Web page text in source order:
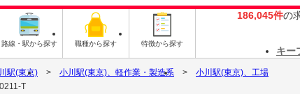
路線・駅から探す 職種から探す 特徴から探す
186,045件の
キー
駅(東京) 小川駅(東京)、軽作業・製造系
小川駅(東京)、工場
T